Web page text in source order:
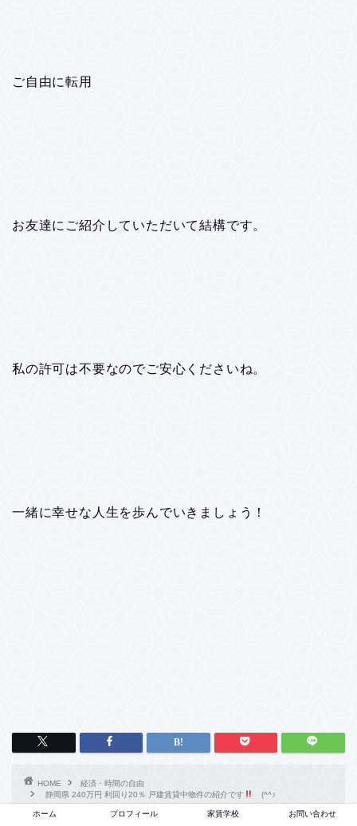
ご自由に転用
お友達にご紹介していただいて結構です。
私の許可は不要なのでご安心くださいね。
一緒に幸せな人生を歩んでいきましょう！
HOME
経済・時間の自由
静岡県 240万円 利回り20％ 戸建賃貸中物件の紹介です
(^^♪
ホーム プロフィール 家賃学校 お問い合わせ